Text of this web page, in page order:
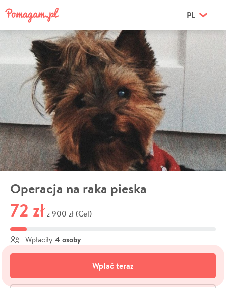
PL
Operacja na raka pieska
72 zł z 900 zł (Cel)
Wpłaciły 4 osoby
Wpłać teraz